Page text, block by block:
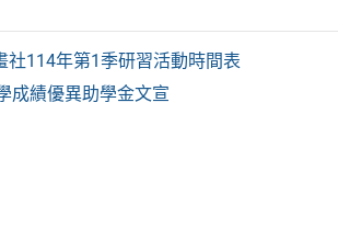
社114年第1季研習活動時間表
成績優異助學金文宣